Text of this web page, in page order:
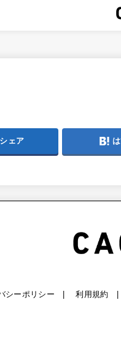
シェア
シーポリシー 利用規約